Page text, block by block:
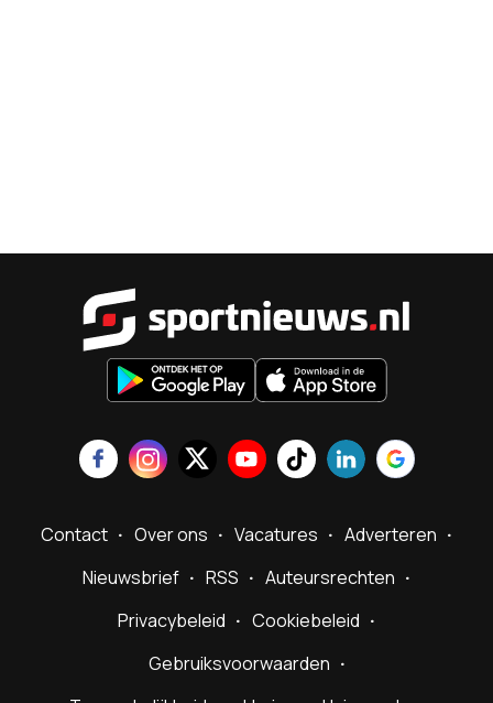
Contact Over ons Vacatures
Adverteren
Nieuwsbrief
RSS
Auteursrechten
Privacybeleid
Cookiebeleid
Gebruiksvoorwaarden